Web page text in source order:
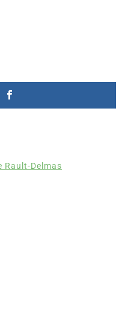
Rault-Delmas